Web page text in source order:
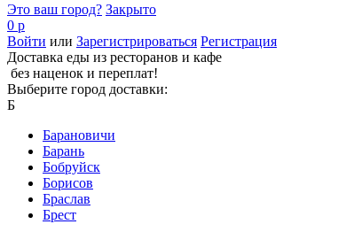
Это ваш город? Закрыто
0 р
Войти или Зарегистрироваться Регистрация
Доставка еды из ресторанов и кафе
без наценок и переплат!
Выберите город доставки:
Б
Барановичи
Барань
Бобруйск
Борисов
Браслав
Брест